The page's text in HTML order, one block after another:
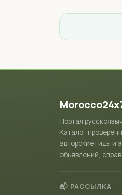
Портал
Каталог
авторские гиды и
объявлений,
📬 РАССЫЛКА